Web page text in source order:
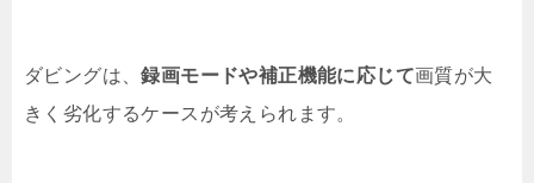
ダビングは、録画モードや補正機能に応じて画質が大
きく劣化するケースが考えられます。